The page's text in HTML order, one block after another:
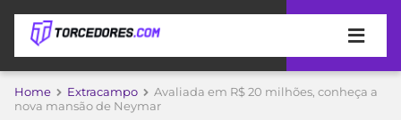
APOSTAS
Home Extracampo
Avaliada em R$ 20 milhões, conheça a
nova mansão de Neymar